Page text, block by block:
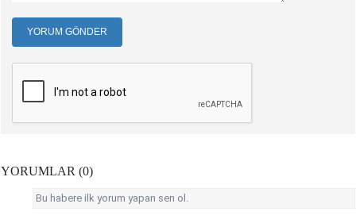
YORUM GÖNDER
YORUMLAR (0)
Bu habere ilk yorum yapan sen ol.